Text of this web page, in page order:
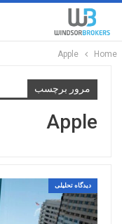
Home
Apple
مرور برچسب
Apple
دیدگاه تحلیلی